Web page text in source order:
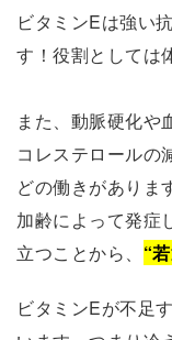
ビタミンEは強い
す！役割としては
また、動脈硬化や
コレステロールの
どの働きがありま
加齢によって発症
立つことから、 “
ビタミンEが不足